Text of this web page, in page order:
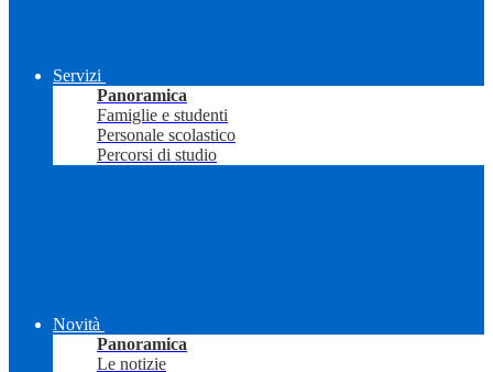
Servizi
Panoramica
Famiglie e studenti
Personale scolastico
Percorsi di studio
Novità
Panoramica
Le notizie